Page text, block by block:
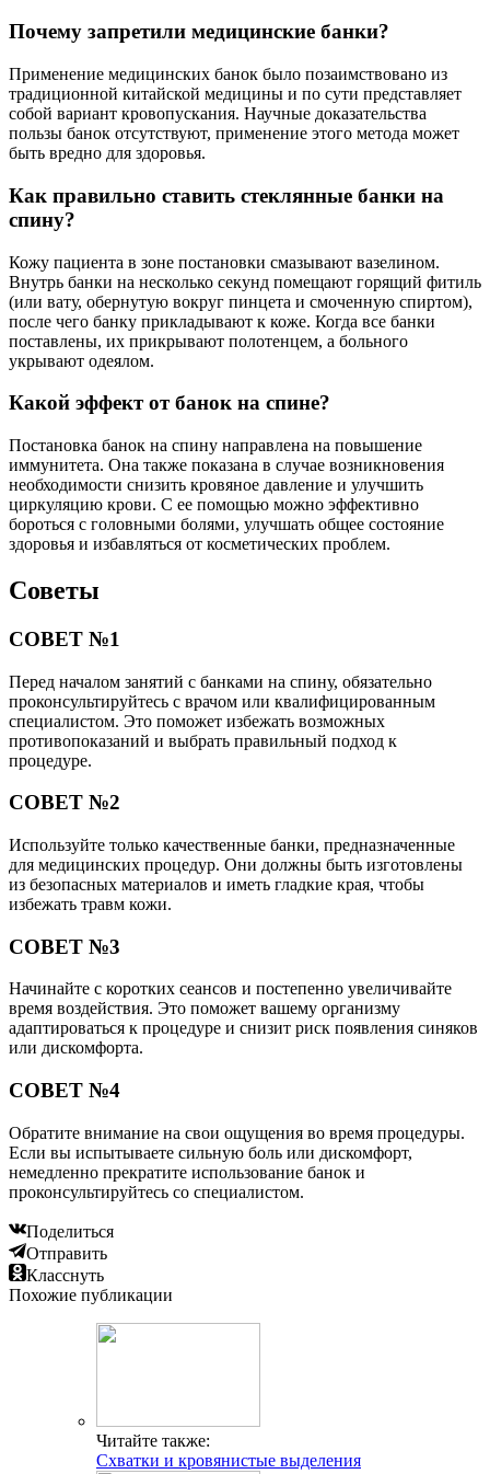
Почему запретили медицинские банки?
Применение медицинских банок было позаимствовано из
традиционной китайской медицины и по сути представляет
собой вариант кровопускания. Научные доказательства
пользы банок отсутствуют, применение этого метода может
быть вредно для здоровья.
Как правильно ставить стеклянные банки на
спину?
Кожу пациента в зоне постановки смазывают вазелином.
Внутрь банки на несколько секунд помещают горящий фитиль
(или вату, обернутую вокруг пинцета и смоченную спиртом),
после чего банку прикладывают к коже. Когда все банки
поставлены, их прикрывают полотенцем, а больного
укрывают одеялом.
Какой эффект от банок на спине?
Постановка банок на спину направлена на повышение
иммунитета. Она также показана в случае возникновения
необходимости снизить кровяное давление и улучшить
циркуляцию крови. С ее помощью можно эффективно
бороться с головными болями, улучшать общее состояние
здоровья и избавляться от косметических проблем.
Советы
СОВЕТ №1
Перед началом занятий с банками на спину, обязательно
проконсультируйтесь с врачом или квалифицированным
специалистом. Это поможет избежать возможных
противопоказаний и выбрать правильный подход к
процедуре.
СОВЕТ №2
Используйте только качественные банки, предназначенные
для медицинских процедур. Они должны быть изготовлены
из безопасных материалов и иметь гладкие края, чтобы
избежать травм кожи.
СОВЕТ №3
Начинайте с коротких сеансов и постепенно увеличивайте
время воздействия. Это поможет вашему организму
адаптироваться к процедуре и снизит риск появления синяков
или дискомфорта.
СОВЕТ №4
Обратите внимание на свои ощущения во время процедуры.
Если вы испытываете сильную боль или дискомфорт,
немедленно прекратите использование банок и
проконсультируйтесь со специалистом.
Поделиться
Отправить
Класснуть
Похожие публикации
Читайте также:
Схватки и кровянистые выделения